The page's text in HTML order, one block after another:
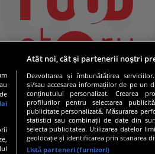
Atât noi, cât și partenerii noștri
Dezvoltarea și îmbunătățirea
și/sau accesarea informațiilor de pe un
conținutului personalizat. Crearea
profilurilor pentru selectarea
publicitate personalizată. Măsurarea
statistici sau combinații de date din
selecta publicitatea. Utilizarea datelor
geolocație și identificarea prin scanarea
Listă parteneri (furnizori)